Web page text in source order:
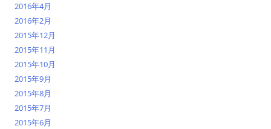
2016年4月
2016年2月
2015年12月
2015年11月
2015年10月
2015年9月
2015年8月
2015年7月
2015年6月